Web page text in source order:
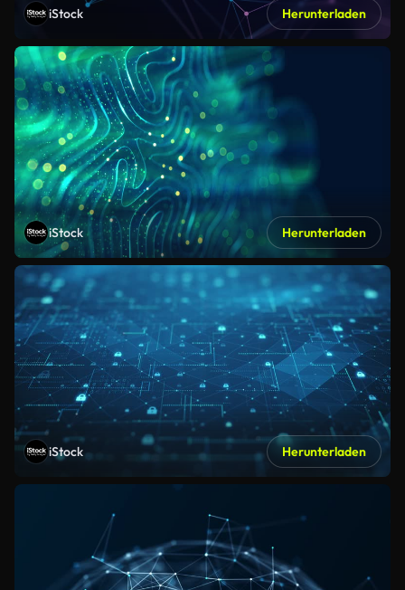
iStock Herunterladen
iStock Herunterladen
iStock Herunterladen